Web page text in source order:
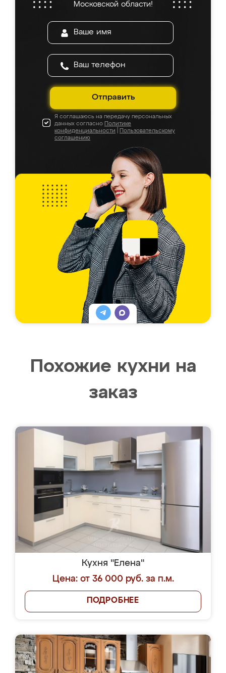
Московской области!
Отправить
Я соглашаюсь на передачу персональных
данных согласно Политике
конфиденциальности
Пользовательскому
соглашению
Похожие кухни на
заказ
Кухня "Елена"
Цена: от 36 000 руб. за п.м.
ПОДРОБНЕЕ